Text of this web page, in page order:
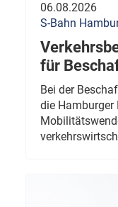
06.08.2026
S-Bahn
für
Bei der
die Hamburger